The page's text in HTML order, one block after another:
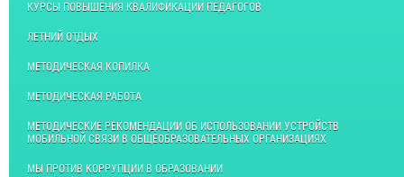
КУРСЫ ПОВЫШЕНИЯ КВАЛИФИКАЦИИ ПЕДАГОГОВ
ЛЕТНИЙ ОТДЫХ
МЕТОДИЧЕСКАЯ КОПИЛКА
МЕТОДИЧЕСКАЯ РАБОТА
МЕТОДИЧЕСКИЕ РЕКОМЕНДАЦИИ ОБ ИСПОЛЬЗОВАНИИ УСТРОЙСТВ
МОБИЛЬНОЙ СВЯЗИ В ОБЩЕОБРАЗОВАТЕЛЬНЫХ ОРГАНИЗАЦИЯХ
МЫ ПРОТИВ КОРРУПЦИИ В ОБРАЗОВАНИИ